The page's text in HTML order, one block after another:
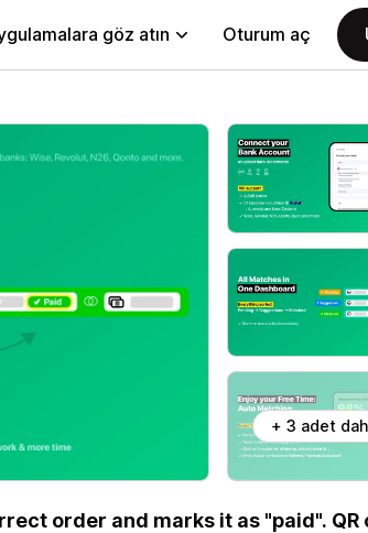
göz atın Oturum aç
+ 3 adet
order and marks it as "paid". QR